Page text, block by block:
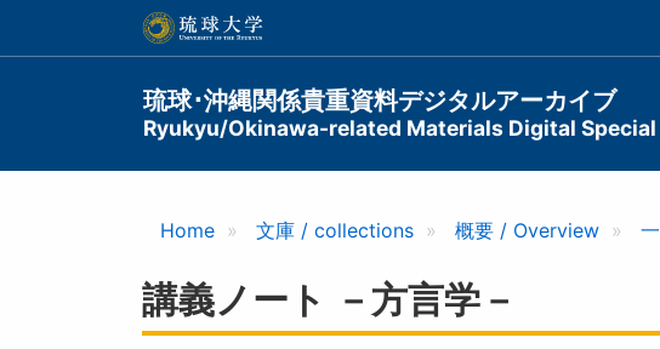
ン
琉球･沖縄関係貴重資料デジタルアーカイブ
Ryukyu/Okinawa-related Materials Digital
Main
navigation
Home 文庫 / collections 概要 / Overview
講義ノート －方言学－